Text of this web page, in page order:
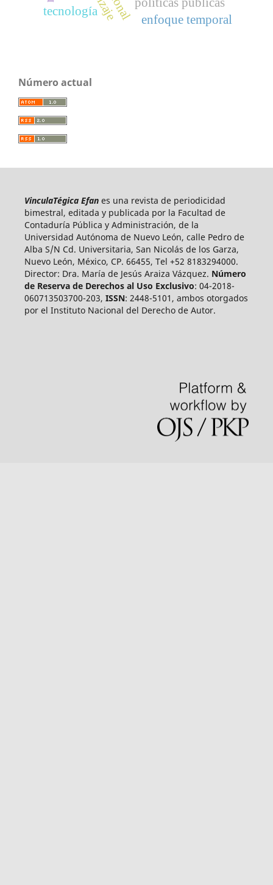
enfoque temporal
tecnología
Número actual
VinculaTégica Efanes una revista de periodicidad
bimestral, editada y publicada por la Facultad de
Contaduría Pública y Administración, de la
Universidad Autónoma de Nuevo León, calle Pedro de
Alba S/N Cd. Universitaria, San Nicolás de los Garza,
Nuevo León, México, CP. 66455, Tel +52 8183294000.
Director: Dra. María de Jesús Araiza Vázquez. Número
de Reserva de Derechos al Uso Exclusivo: 04-2018-
060713503700-203, ISSN: 2448-5101, ambos otorgados
por el Instituto Nacional del Derecho de Autor.